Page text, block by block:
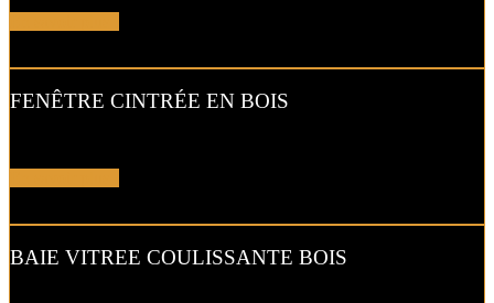
FENÊTRE CINTRÉE EN BOIS
BAIE VITREE COULISSANTE BOIS